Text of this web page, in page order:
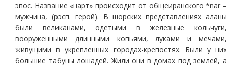
эпос. Название «нарт» происходит от общеиранского *nar
мужчина, (рэсп. герой). В шорских представлениях
были великанами, одетыми в железные
вооруженными длинными копьями, луками и
живущими в укрепленных городах-крепостях. Были у
большие табуны лошадей. Жили они в домах под землей,